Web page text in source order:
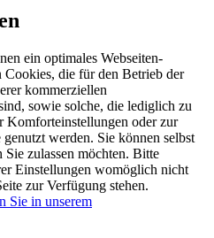
ein optimales Webseiten-
die für den Betrieb der
kommerziellen
sowie solche, die lediglich zu
Komforteinstellungen oder zur
werden. Sie können selbst
zulassen möchten. Bitte
Einstellungen womöglich nicht
zur Verfügung stehen.
Sie in unserem